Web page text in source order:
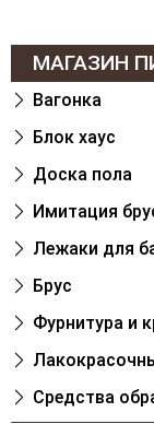
МАГАЗИН
Вагонка
Блок хаус
Доска пола
Имитация
Лежаки для
Брус
Фурнитура и
Cредства